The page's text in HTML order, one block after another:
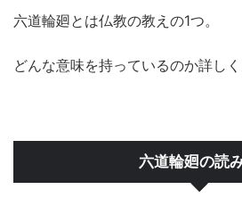
六道輪廻とは仏教の教えの1つ。
どんな意味を持っているのか詳しく
六道輪廻の読